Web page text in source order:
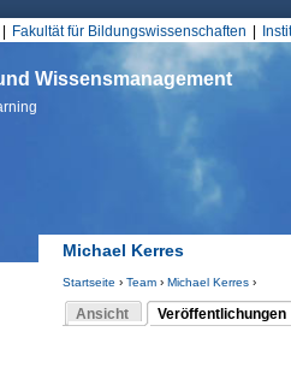
Fakultät für Bildungswissenschaften
Wissensmanagement
Michael Kerres
Sie sind hier
Startseite › Team› Michael Kerres›
Ansicht
Veröffentlichungen
(aktiver Reiter)